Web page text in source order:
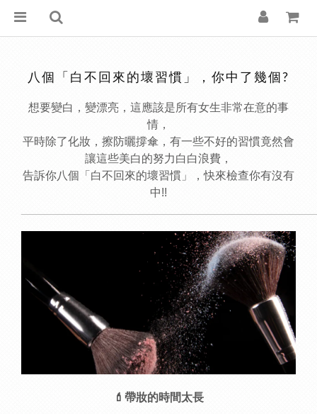
八個「白不回來的壞習慣」，你中了幾個?
想要變白，變漂亮，這應該是所有女生非常在意的事
情，
平時除了化妝，擦防曬撐傘，有一些不好的習慣竟然會
讓這些美白的努力白白浪費，
告訴你八個「白不回來的壞習慣」，快來檢查你有沒有
中!!
💄 帶妝的時間太長